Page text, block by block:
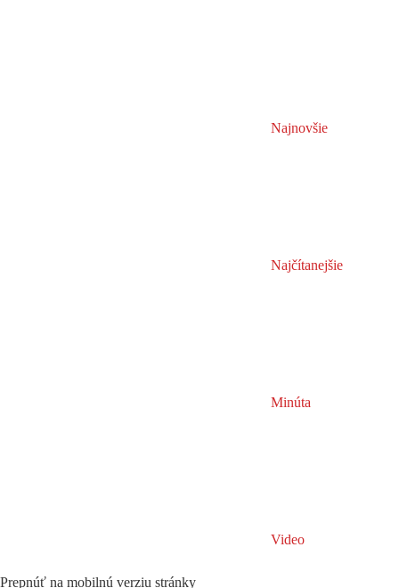
Najnovšie
Najčítanejšie
Minúta
Video
Prepnúť na mobilnú verziu stránky